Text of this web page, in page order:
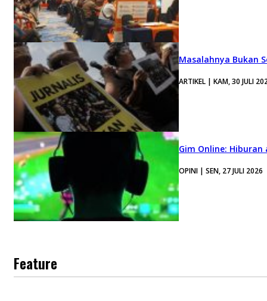
Masalahnya Bukan
ARTIKEL | KAM, 30 JULI
Gim Online:
OPINI | SEN, 27 JULI 2026
Feature